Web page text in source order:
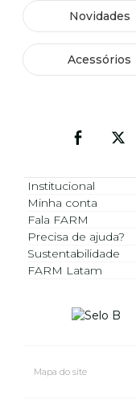
Novidades
Acessórios
Institucional
Minha conta
Fala FARM
Precisa de ajuda?
Sustentabilidade
FARM Latam
Mapa do site